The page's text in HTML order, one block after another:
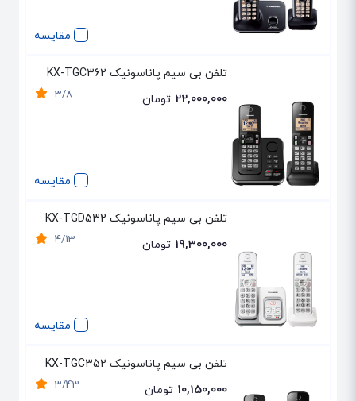
مقایسه
مقایسه
تلفن بی سیم پاناسونیک KX-TGC362
3/8 22,000,000 تومان
مقایسه
تلفن بی سیم پاناسونیک KX-TGD532
4/13 19,300,000 تومان
تلفن بی سیم پاناسونیک KX-TGC352
3/43 10,150,000 تومان